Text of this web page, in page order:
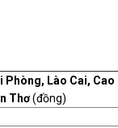
Phòng, Lào Cai, Cao
Thơ(đồng)